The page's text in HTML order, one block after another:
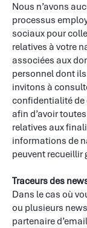
Nous n’avons
processus
sociaux pour
relatives à votre
associées aux
personnel dont
invitons à
confidentialité de
afin d’avoir
relatives aux
informations de
peuvent recueillir
Traceurs des
Dans le cas où
ou plusieurs
partenaire